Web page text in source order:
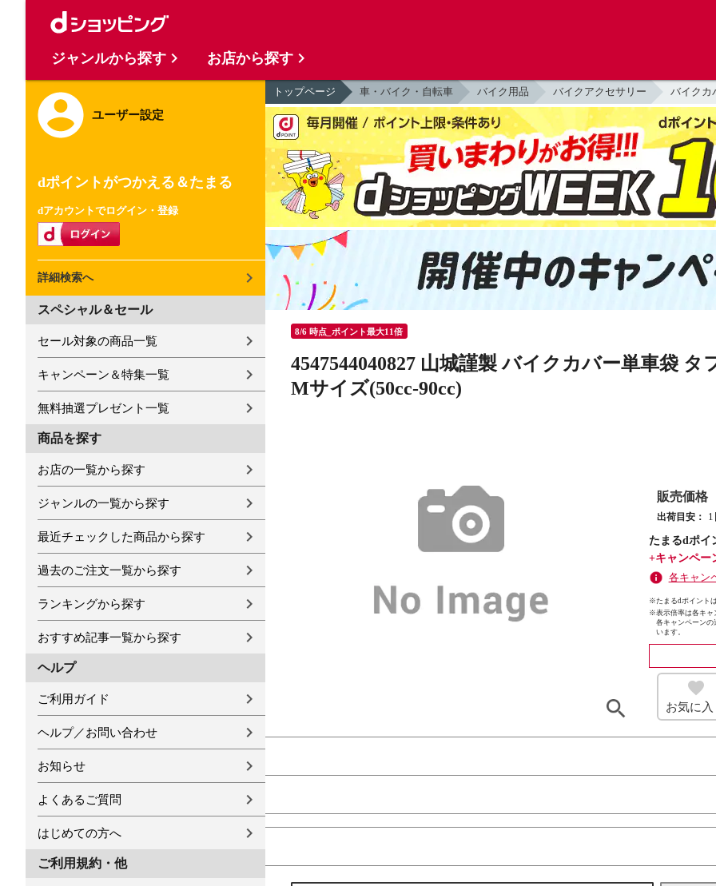
ユーザー設定
dポイントがつかえる＆たまる
dアカウントでログイン・登録
詳細検索へ
スペシャル＆セール
セール対象の商品一覧
キャンペーン＆特集一覧
無料抽選プレゼント一覧
商品を探す
お店の一覧から探す
ジャンルの一覧から探す
最近チェックした商品から探す
過去のご注文一覧から探す
ランキングから探す
おすすめ記事一覧から探す
ヘルプ
ご利用ガイド
ヘルプ／お問い合わせ
お知らせ
よくあるご質問
はじめての方へ
ご利用規約・他
トップページ 車・バイク・自転車 バイク用品 バイクアクセサリー バイクカ
8/6 時点_ポイント最大11倍
4547544040827 山城謹製 バイクカバー単車袋
Mサイズ(50cc-90cc)
販売価格
出荷目安：
たまるdポイ
+キャンペー
各キャン
※たまるdポイント
※表示倍率は各キャ
各キャンペーンの
います。
お気に入
ジャンルから探す お店から探す